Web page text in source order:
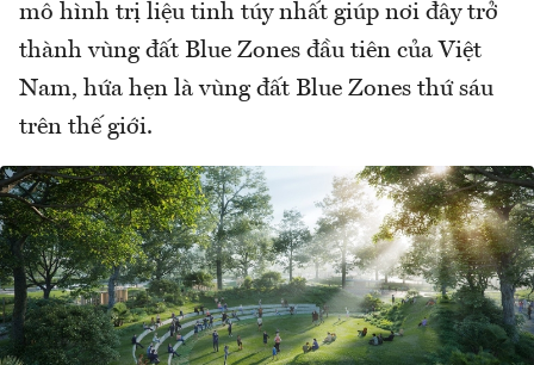
mô hình trị liệu tinh túy nhất giúp nơi đây trở
thành vùng đất Blue Zones đầu tiên của Việt
Nam, hứa hẹn là vùng đất Blue Zones thứ sáu
trên thế giới.